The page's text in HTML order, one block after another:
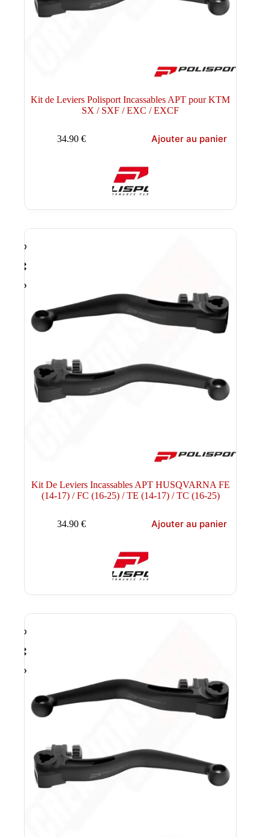
Kit de Leviers Polisport Incassables APT pour KTM
SX / SXF / EXC / EXCF
34.90€ Ajouter au panier
Kit De Leviers Incassables APT HUSQVARNA FE
(14-17) / FC (16-25) / TE (14-17) / TC (16-25)
34.90€ Ajouter au panier